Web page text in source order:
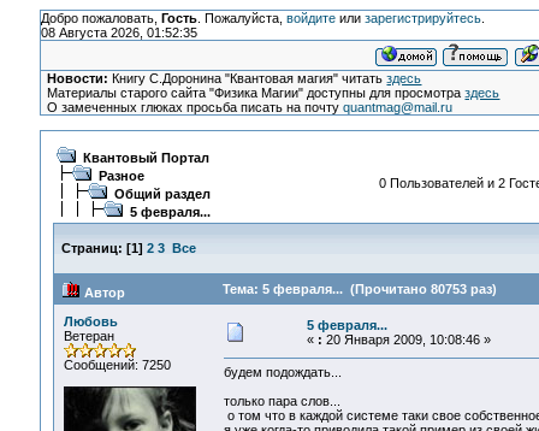
Добро пожаловать, Гость. Пожалуйста, войдитеили зарегистрируйтесь.
08 Августа 2026, 01:52:35
Новости: Книгу С.Доронина "Квантовая магия" читатьздесь
Материалы старого сайта "Физика Магии" доступны для просмотраздесь
О замеченных глюках просьба писать на почтуquantmag@mail.ru
Квантовый Портал
Разное
Общий раздел
5 февраля...
0 Пользователей и 2
Страниц: [1] 2 3 Все
Автор Тема: 5 февраля... (Прочитано 80753 раз)
Любовь
Ветеран
Сообщений: 7250
5 февраля...
« : 20 Января 2009, 10:08:46 »
будем подождать...
только пара слов...
о том что в каждой системе таки свое